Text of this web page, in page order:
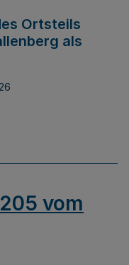
Ortsteils
als
vom